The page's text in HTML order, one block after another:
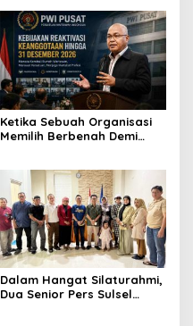
Ketika Sebuah Organisasi
Memilih Berbenah Demi
Dalam Hangat Silaturahmi,
Dua Senior Pers Sulsel